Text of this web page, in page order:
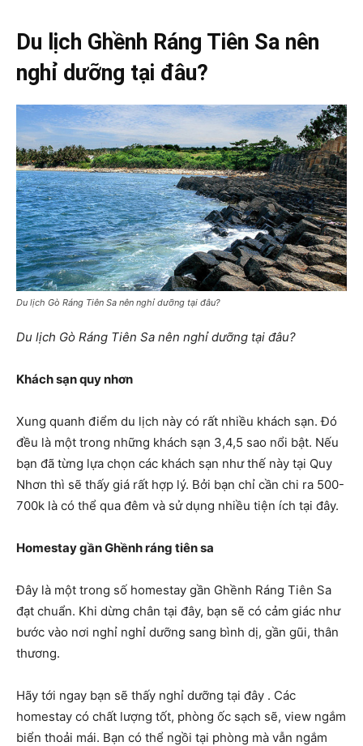
Du lịch Ghềnh Ráng Tiên Sa nên
nghỉ dưỡng tại đâu?
Du lịch Gò Ráng Tiên Sa nên nghỉ dưỡng tại đâu?
Du lịch Gò Ráng Tiên Sa nên nghỉ dưỡng tại đâu?
Khách sạn quy nhơn
Xung quanh điểm du lịch này có rất nhiều khách sạn. Đó
đều là một trong những khách sạn 3,4,5 sao nổi bật. Nếu
bạn đã từng lựa chọn các khách sạn như thế này tại Quy
Nhơn thì sẽ thấy giá rất hợp lý. Bởi bạn chỉ cần chi ra 500-
700k là có thể qua đêm và sử dụng nhiều tiện ích tại đây.
Homestay gầnGhềnh ráng tiên sa
Đây là một trong số homestay gần Ghềnh Ráng Tiên Sa
đạt chuẩn. Khi dừng chân tại đây, bạn sẽ có cảm giác như
bước vào nơi nghỉ nghỉ dưỡng sang bình dị, gần gũi, thân
thương.
Hãy tới ngay bạn sẽ thấy nghỉ dưỡng tại đây . Các
homestay có chất lượng tốt, phòng ốc sạch sẽ, view ngắm
biển thoải mái. Bạn có thể ngồi tại phòng mà vẫn ngắm